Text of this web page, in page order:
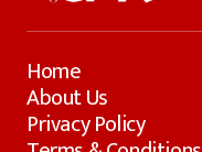
Home
About Us
Privacy Policy